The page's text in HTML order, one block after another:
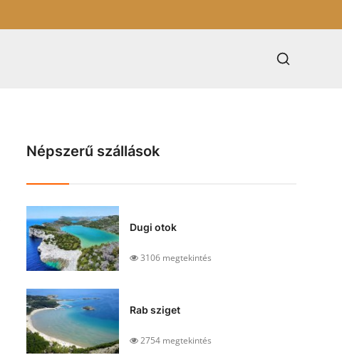
Népszerű szállások
Dugi otok
3106 megtekintés
Rab sziget
2754 megtekintés